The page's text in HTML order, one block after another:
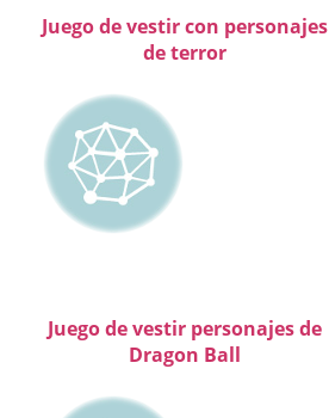
Juego de vestir con personajes
de terror
Juego de vestir personajes de
Dragon Ball